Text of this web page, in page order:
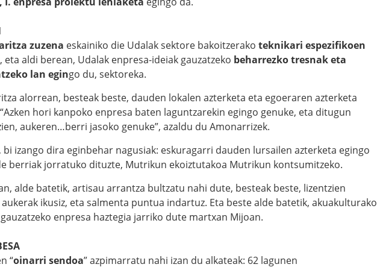
zuzena eskainiko die Udalak sektore bakoitzerako teknikari espezifikoen
eta aldi berean, Udalak enpresa-ideiak gauzatzeko beharrezko tresnak eta
lan egingo du, sektoreka.
alorrean, besteak beste, dauden lokalen azterketa eta egoeraren azterketa
hori kanpoko enpresa baten laguntzarekin egingo genuke, eta ditugun
aukeren…berri jasoko genuke”, azaldu du Amonarrizek.
bi izango dira eginbehar nagusiak: eskuragarri dauden lursailen azterketa egingo
berriak jorratuko dituzte, Mutrikun ekoiztutakoa Mutrikun kontsumitzeko.
alde batetik, artisau arrantza bultzatu nahi dute, besteak beste, lizentzien
ikusiz, eta salmenta puntua indartuz. Eta beste alde batetik, akuakulturako
enpresa haztegia jarriko dute martxan Mijoan.
“oinarri sendoa” azpimarratu nahi izan du alkateak: 62 lagunen